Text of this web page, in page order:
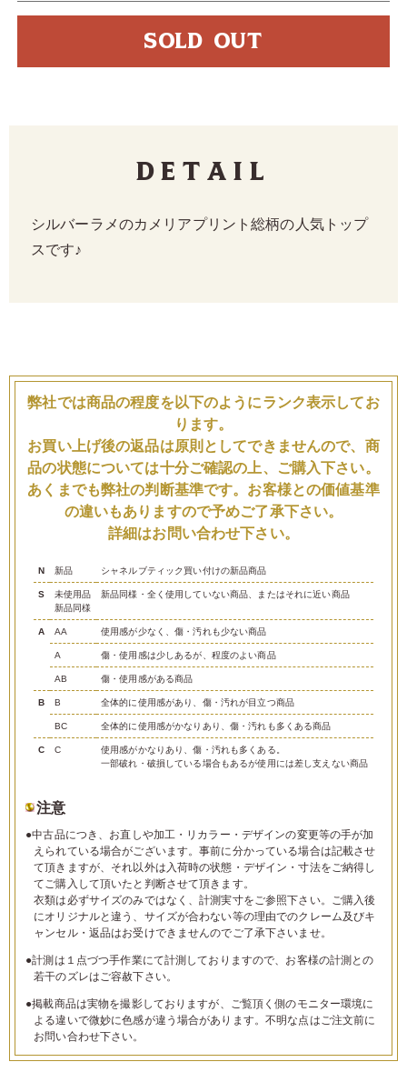
SOLD OUT
Detail
シルバーラメのカメリアプリント総柄の人気トップ
スです♪
弊社では商品の程度を以下のようにランク表示してお
ります。
お買い上げ後の返品は原則としてできませんので、商
品の状態については十分ご確認の上、ご購入下さい。
あくまでも弊社の判断基準です。お客様との価値基準
の違いもありますので予めご了承下さい。
詳細はお問い合わせ下さい。
N 新品 シャネルブティック買い付けの新品商品
S
未使用品
新品同様
新品同様・全く使用していない商品、またはそれに近い商品
A AA 使用感が少なく、傷・汚れも少ない商品
A 傷・使用感は少しあるが、程度のよい商品
AB 傷・使用感がある商品
B B 全体的に使用感があり、傷・汚れが目立つ商品
BC 全体的に使用感がかなりあり、傷・汚れも多くある商品
C C
使用感がかなりあり、傷・汚れも多くある。
一部破れ・破損している場合もあるが使用には差し支えない商品
注意
●中古品につき、お直しや加工・リカラー・デザインの変更等の手が加
えられている場合がございます。事前に分かっている場合は記載させ
て頂きますが、それ以外は入荷時の状態・デザイン・寸法をご納得し
てご購入して頂いたと判断させて頂きます。
衣類は必ずサイズのみではなく、計測実寸をご参照下さい。ご購入後
にオリジナルと違う、サイズが合わない等の理由でのクレーム及びキ
ャンセル・返品はお受けできませんのでご了承下さいませ。
●計測は１点づつ手作業にて計測しておりますので、お客様の計測との
若干のズレはご容赦下さい。
●掲載商品は実物を撮影しておりますが、ご覧頂く側のモニター環境に
よる違いで微妙に色感が違う場合があります。不明な点はご注文前に
お問い合わせ下さい。